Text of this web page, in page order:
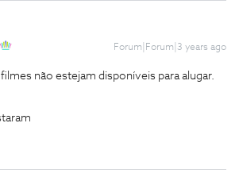
Forum|Forum|3 years ago
não estejam disponíveis para alugar.